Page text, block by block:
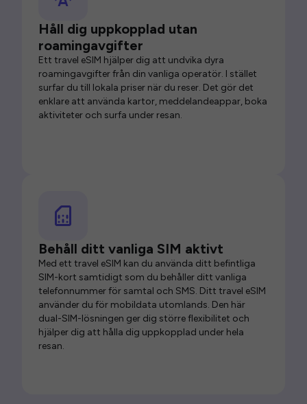
Håll dig uppkopplad utan
roamingavgifter
Ett travel eSIM hjälper dig att undvika dyra
roamingavgifter från din vanliga operatör. I stället
surfar du till lokala priser när du reser. Det gör det
enklare att använda kartor, meddelandeappar, boka
aktiviteter och surfa under resan.
Behåll ditt vanliga SIM aktivt
Med ett travel eSIM kan du använda ditt befintliga
SIM-kort samtidigt som du behåller ditt vanliga
telefonnummer för samtal och SMS. Ditt travel eSIM
använder du för mobildata utomlands. Den här
dual-SIM-lösningen ger dig större flexibilitet och
hjälper dig att hålla dig uppkopplad under hela
resan.